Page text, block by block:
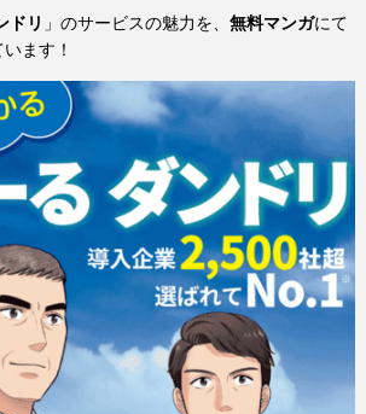
ドリ 」のサービスの魅力を、 無料マンガにて
ます！